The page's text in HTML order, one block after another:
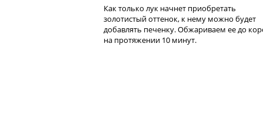
Как только лук начнет приобретать
золотистый оттенок, к нему можно будет
добавлять печенку. Обжариваем ее до
на протяжении 10 минут.